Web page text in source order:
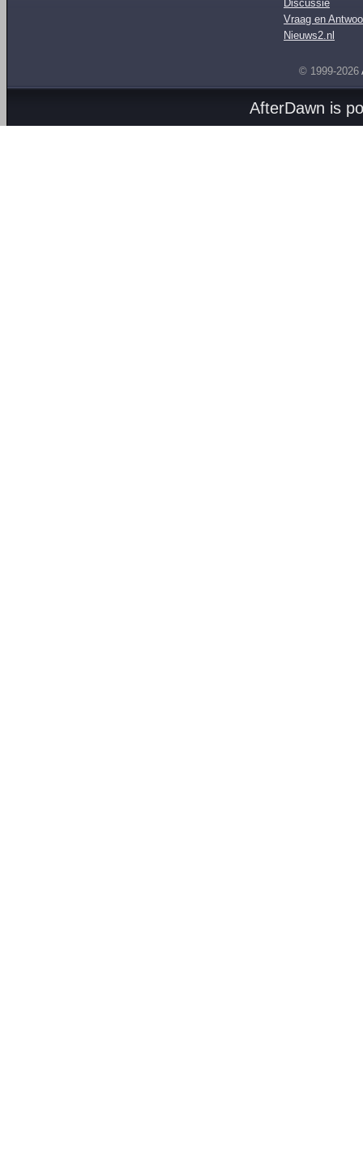
Discussie
Vraag en
Nieuws2.nl
© 1999-2026
AfterDawn is